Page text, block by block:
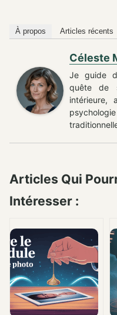
À propos Articles récents
Céleste
Je guide
quête de
intérieure,
Articles Qui
Intéresser :